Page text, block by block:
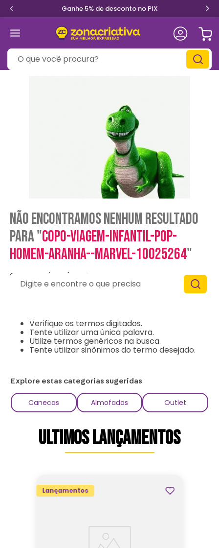
Ganhe 5% de desconto no PIX
O que você procura?
Não encontramos nenhum resultado
para "copo-viagem-infantil-pop-
homem-aranha--marvel-10025264"
O que eu devo fazer?
Verifique os termos digitados.
Tente utilizar uma única palavra.
Utilize termos genéricos na busca.
Tente utilizar sinônimos do termo desejado.
Digite e encontre o que precisa
Explore estas categorias sugeridas
Canecas Almofadas Outlet
ULTIMOS LANÇAMENTOS
Lançamentos